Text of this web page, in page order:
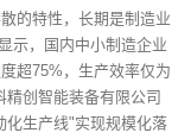
的特性，长期是制造业
示，国内中小制造企业
超75%，生产效率仅为
创智能装备有限公司
化生产线"实现规模化落